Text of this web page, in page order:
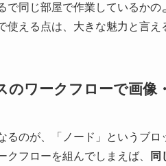
で同じ部屋で作業しているか
使える点は、大きな魅力と言え
のワークフローで画像
るのが、「ノード」というブ
クフローを組んでしまえば、
同